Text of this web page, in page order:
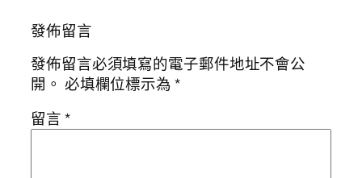
發佈留言
發佈留言必須填寫的電子郵件地址不會公
開。 必填欄位標示為*
留言*